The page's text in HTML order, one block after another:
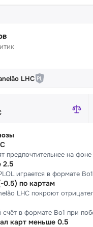
LHC
предпочтительнее на
2.5
играется в формате
0.5) по картам
LHC покроют
в формате Bo1 при
карт меньше 0.5